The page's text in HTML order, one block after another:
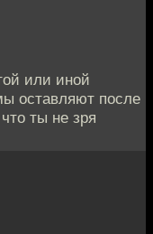
или иной
оставляют после
ты не зря